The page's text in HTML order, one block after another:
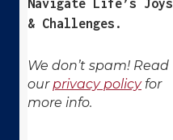
Navigate Life’s Joys
& Challenges.
We don’t spam! Read
ourprivacy policyfor
more info.